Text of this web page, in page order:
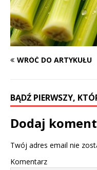
WRÓĆ DO ARTYKUŁU
BĄDŹ PIERWSZY,
Dodaj
Twój adres email nie
Komentarz